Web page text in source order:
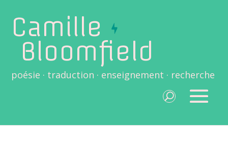
Camille
Bloomfield
poésie · traduction · enseignement · recherche